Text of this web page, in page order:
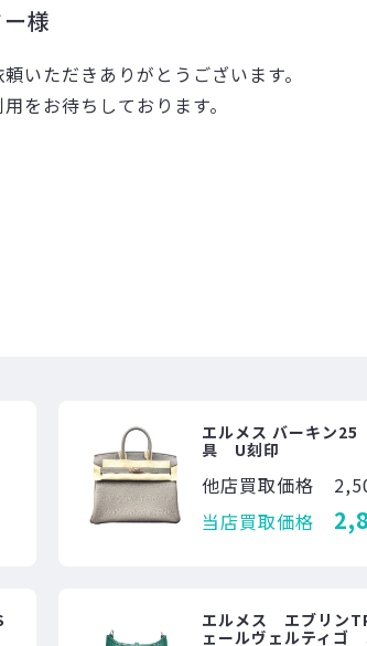
様
いただきありがとうございます。
をお待ちしております。
エルメス バーキン
具 U刻印
他店買取価格
当店買取価格
エルメス エブリン
ェールヴェルティ